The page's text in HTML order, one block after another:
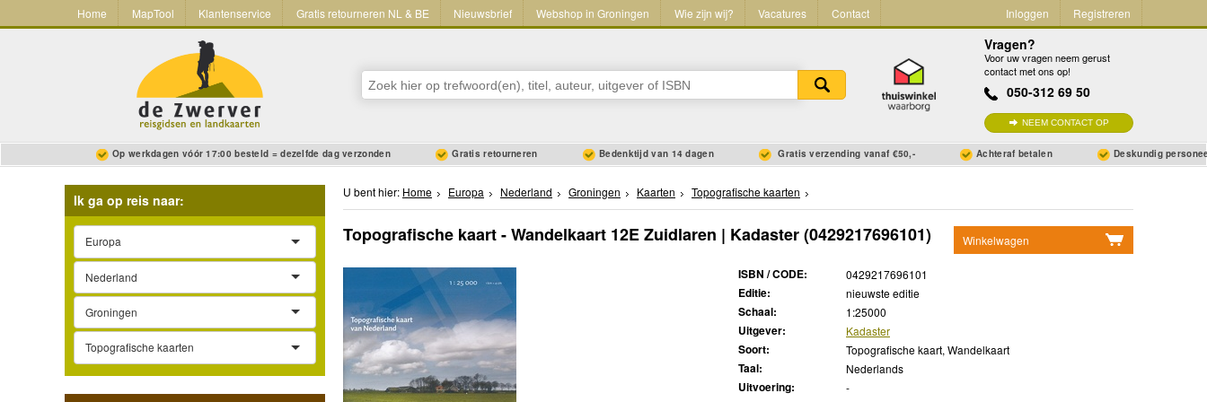
Home MapTool Klantenservice Gratis retourneren NL & BE Nieuwsbrief Webshop in Groningen Wie zijn wij? Vacatures Contact Inloggen Registreren
Vragen?
Voor uw vragen neem gerust
contact met ons op!
050-312 69 50
NEEM CONTACT OP
Op werkdagen vóór 17:00 besteld = dezelfde dag verzonden Gratis retourneren Bedenktijd van 14 dagen Gratis verzending vanaf €50,- Achteraf betalen Deskundig
Ik ga op reis naar:
Europa
Nederland
Groningen
Topografische kaarten
U bent hier: Home Europa Nederland Groningen Kaarten Topografische kaarten
Winkelwagen
Topografische kaart - Wandelkaart 12E Zuidlaren | Kadaster(0429217696101)
ISBN / CODE: 0429217696101
Editie: nieuwste editie
Schaal: 1:25000
Uitgever: Kadaster
Soort: Topografische kaart, Wandelkaart
Taal: Nederlands
Uitvoering: -